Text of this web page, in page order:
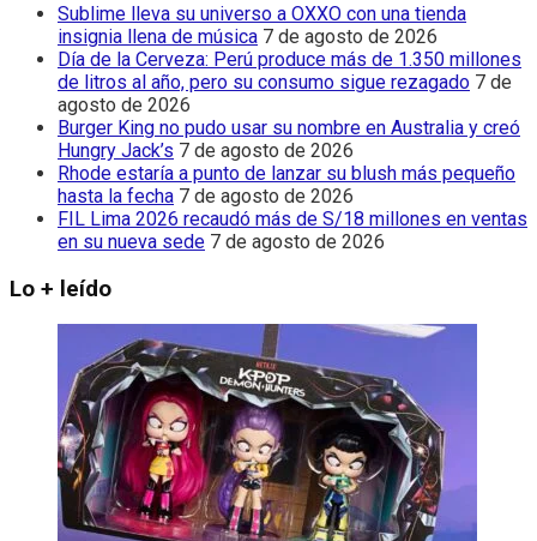
Sublime lleva su universo a OXXO con una tienda
insignia llena de música 7 de agosto de 2026
Día de la Cerveza: Perú produce más de 1.350 millones
de litros al año, pero su consumo sigue rezagado 7 de
agosto de 2026
Burger King no pudo usar su nombre en Australia y creó
Hungry Jack’s 7 de agosto de 2026
Rhode estaría a punto de lanzar su blush más pequeño
hasta la fecha 7 de agosto de 2026
FIL Lima 2026 recaudó más de S/18 millones en ventas
en su nueva sede 7 de agosto de 2026
Lo + leído